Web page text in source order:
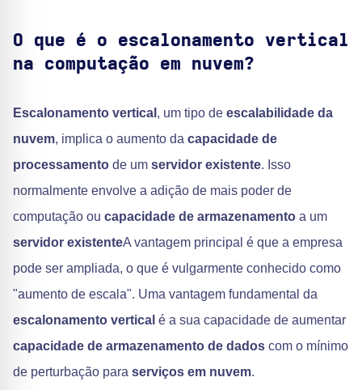
O que é o escalonamento vertical
na computação em nuvem?
Escalonamento vertical , um tipo de escalabilidade da
nuvem, implica o aumento da capacidade de
processamento de um servidor existente. Isso
normalmente envolve a adição de mais poder de
computação ou capacidade de armazenamento a um
servidor existenteA vantagem principal é que a empresa
pode ser ampliada, o que é vulgarmente conhecido como
"aumento de escala". Uma vantagem fundamental da
escalonamento vertical é a sua capacidade de aumentar
capacidade de armazenamento de dados com o mínimo
de perturbação para serviços em nuvem.